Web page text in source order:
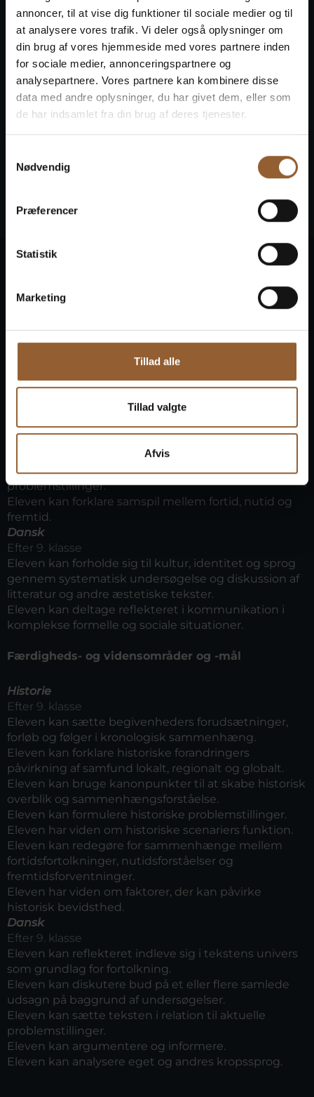
annoncer, til at vise dig funktioner til sociale medier og til
at analysere vores trafik. Vi deler også oplysninger om
din brug af vores hjemmeside med vores partnere inden
for sociale medier, annonceringspartnere og
analysepartnere. Vores partnere kan kombinere disse
data med andre oplysninger, du har givet dem, eller som
de har indsamlet fra din brug af deres tjenester.
Nødvendig
Præferencer
Statistik
Marketing
Tillad alle
Tillad valgte
Afvis
Besøgssted: Ringkøbing Museum,
Herningvej 4,
6950 Ringkøbing– Byvandring i Ringkøbing
Varighed:1,5 -2 timer
Sæson:april, maj, juni samt august, september,
oktober
Målgruppe:Ungdomsuddannelse.
Max. deltagere:28 elever
Pris:1200,- kr.
kørestolsbrugere eller personer med andre
bevægelsesudfordringer.
besøg her
læringsmål
Fag: Historie og dansk
Historie
Eleven kan på baggrund af et kronologisk overblik
forklare, hvorledes samfund har udviklet sig under
forskellige forudsætninger.
Eleven kan vurdere løsningsforslag på historiske
problemstillinger.
Eleven kan forklare samspil mellem fortid, nutid og
fremtid.
Dansk
Efter 9. klasse
Eleven kan forholde sig til kultur, identitet og sprog
gennem systematisk undersøgelse og diskussion af
litteratur og andre æstetiske tekster.
Eleven kan deltage reflekteret i kommunikation i
komplekse formelle og sociale situationer.
Færdigheds- og vidensområder og -mål
Historie
Efter 9. klasse
Eleven kan sætte begivenheders forudsætninger,
forløb og følger i kronologisk sammenhæng.
Eleven kan forklare historiske forandringers
påvirkning af samfund lokalt, regionalt og globalt.
Eleven kan bruge kanonpunkter til at skabe historisk
overblik og sammenhængsforståelse.
Eleven kan formulere historiske problemstillinger.
Eleven har viden om historiske scenariers funktion.
Eleven kan redegøre for sammenhænge mellem
fortidsfortolkninger, nutidsforståelser og
fremtidsforventninger.
Eleven har viden om faktorer, der kan påvirke
historisk bevidsthed.
Dansk
Efter 9. klasse
Eleven kan reflekteret indleve sig i tekstens univers
som grundlag for fortolkning.
Eleven kan diskutere bud på et eller flere samlede
udsagn på baggrund af undersøgelser.
Eleven kan sætte teksten i relation til aktuelle
problemstillinger.
Eleven kan argumentere og informere.
Eleven kan analysere eget og andres kropssprog.